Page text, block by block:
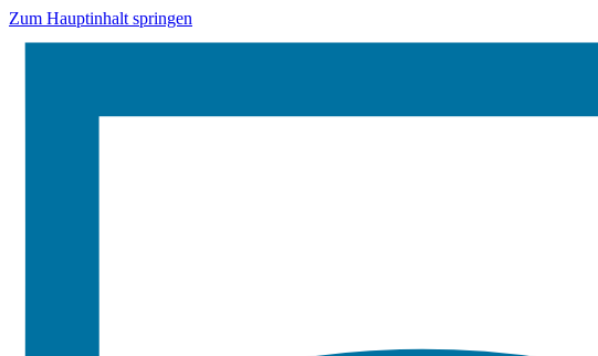
Zum Hauptinhalt springen